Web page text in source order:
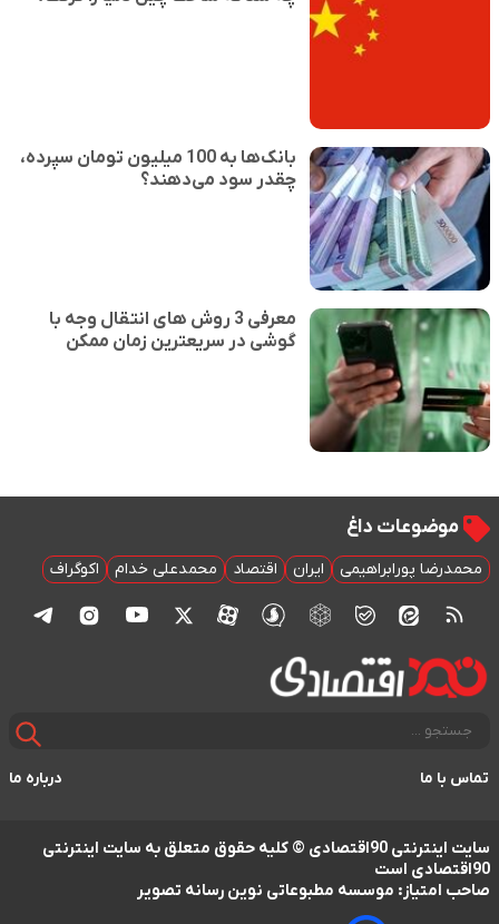
بانک‌ها به 100 میلیون تومان سپرده،
چقدر سود می‌دهند؟
معرفی 3 روش های انتقال وجه با
گوشی در سریعترین زمان ممکن
موضوعات داغ
محمدرضا پورابراهیمی ایران اقتصاد محمدعلی خدام اکوگراف
تماس با ما درباره ما
سایت اینترنتی 90اقتصادی © کلیه حقوق متعلق به سایت اینترنتی
90اقتصادی است
صاحب امتیاز: موسسه مطبوعاتی نوین رسانه تصویر